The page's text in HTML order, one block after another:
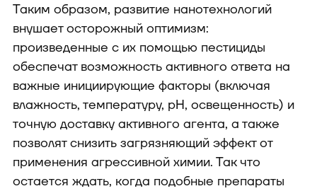
Таким образом, развитие нанотехнологий
внушает осторожный оптимизм:
произведенные с их помощью пестициды
обеспечат возможность активного ответа на
важные инициирующие факторы (включая
влажность, температуру, pH, освещенность) и
точную доставку активного агента, а также
позволят снизить загрязняющий эффект от
применения агрессивной химии. Так что
остается ждать, когда подобные препараты